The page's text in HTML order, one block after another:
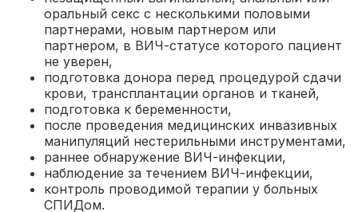
оральный секс с несколькими половыми
партнерами, новым партнером или
партнером, в ВИЧ-статусе которого пациент
не уверен,
подготовка донора перед процедурой сдачи
крови, трансплантации органов и тканей,
подготовка к беременности,
после проведения медицинских инвазивных
манипуляций нестерильными инструментами,
раннее обнаружение ВИЧ-инфекции,
наблюдение за течением ВИЧ-инфекции,
контроль проводимой терапии у больных
СПИДом.